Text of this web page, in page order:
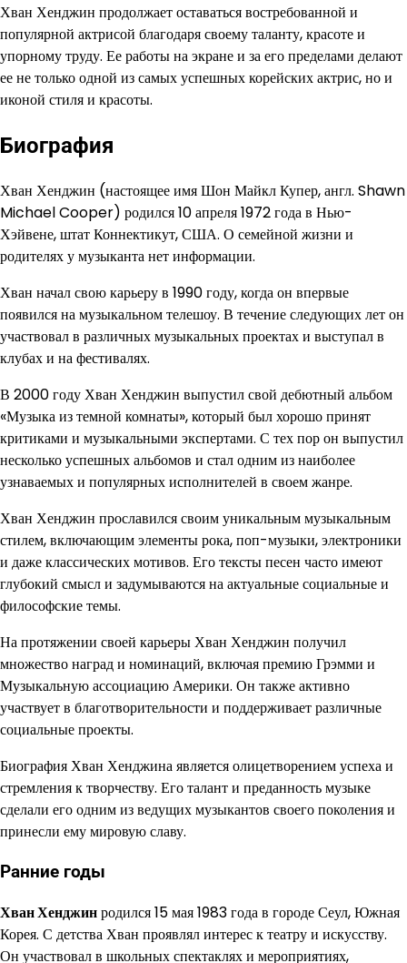
Хван Хенджин продолжает оставаться востребованной и
популярной актрисой благодаря своему таланту, красоте и
упорному труду. Ее работы на экране и за его пределами делают
ее не только одной из самых успешных корейских актрис, но и
иконой стиля и красоты.
Биография
Хван Хенджин (настоящее имя Шон Майкл Купер, англ. Shawn
Michael Cooper) родился 10 апреля 1972 года в Нью-
Хэйвене, штат Коннектикут, США. О семейной жизни и
родителях у музыканта нет информации.
Хван начал свою карьеру в 1990 году, когда он впервые
появился на музыкальном телешоу. В течение следующих лет он
участвовал в различных музыкальных проектах и выступал в
клубах и на фестивалях.
В 2000 году Хван Хенджин выпустил свой дебютный альбом
«Музыка из темной комнаты», который был хорошо принят
критиками и музыкальными экспертами. С тех пор он выпустил
несколько успешных альбомов и стал одним из наиболее
узнаваемых и популярных исполнителей в своем жанре.
Хван Хенджин прославился своим уникальным музыкальным
стилем, включающим элементы рока, поп-музыки, электроники
и даже классических мотивов. Его тексты песен часто имеют
глубокий смысл и задумываются на актуальные социальные и
философские темы.
На протяжении своей карьеры Хван Хенджин получил
множество наград и номинаций, включая премию Грэмми и
Музыкальную ассоциацию Америки. Он также активно
участвует в благотворительности и поддерживает различные
социальные проекты.
Биография Хван Хенджина является олицетворением успеха и
стремления к творчеству. Его талант и преданность музыке
сделали его одним из ведущих музыкантов своего поколения и
принесли ему мировую славу.
Ранние годы
Хван Хенджинродился 15 мая 1983 года в городе Сеул, Южная
Корея. С детства Хван проявлял интерес к театру и искусству.
Он участвовал в школьных спектаклях и мероприятиях,